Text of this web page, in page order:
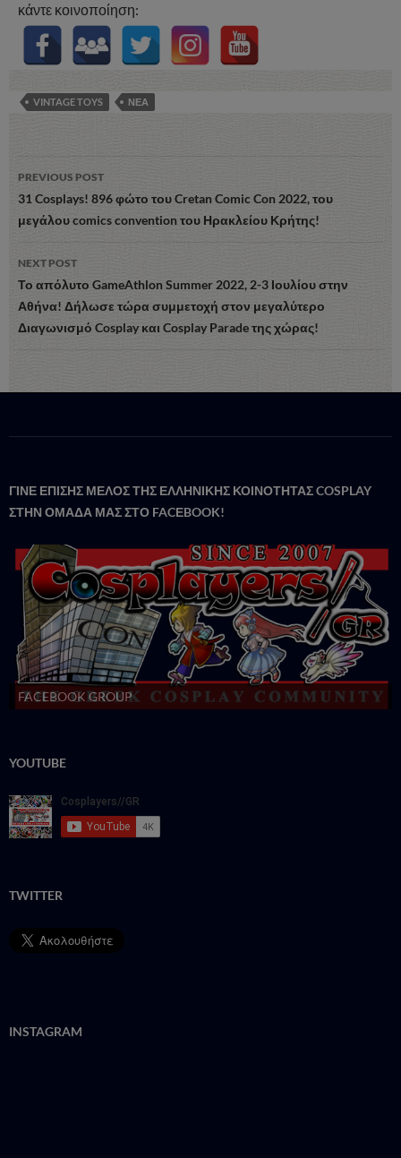
κάντε κοινοποίηση:
VINTAGE TOYS ΝΕΑ
Post
navigation
PREVIOUS POST
31 Cosplays! 896 φώτο του Cretan Comic Con 2022, του
μεγάλου comics convention του Ηρακλείου Κρήτης!
NEXT POST
Το απόλυτο GameAthlon Summer 2022, 2-3 Ιουλίου στην
Αθήνα! Δήλωσε τώρα συμμετοχή στον μεγαλύτερο
Διαγωνισμό Cosplay και Cosplay Parade της χώρας!
ΓΙΝΕ ΕΠΙΣΗΣ ΜΕΛΟΣ ΤΗΣ ΕΛΛΗΝΙΚΗΣ ΚΟΙΝΟΤΗΤΑΣ COSPLAY
ΣΤΗΝ ΟΜΑΔΑ ΜΑΣ ΣΤΟ FACΕBOOK!
FACEBOOK GROUP
YOUTUBE
TWITTER
INSTAGRAM